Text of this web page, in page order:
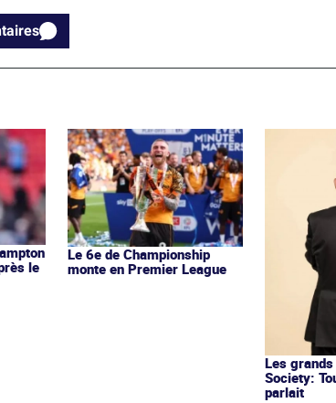
le
Le 6e de Championship
monte en Premier League
Les
Society:
parlait